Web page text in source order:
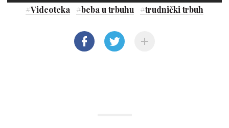
#Videoteka #beba u trbuhu #trudnički trbuh